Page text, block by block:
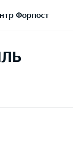
Форпост